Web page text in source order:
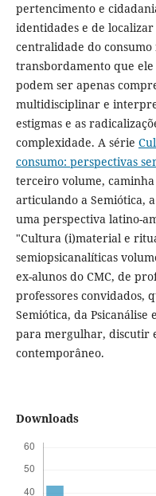
pertencimento e
identidades e de
centralidade do consumo
transbordamento que ele
podem ser apenas
multidisciplinar e
estigmas e as
complexidade. A série
consumo: perspectivas
terceiro volume, caminha
articulando a Semiótica,
uma perspectiva latino-
"Cultura (i)material e
semiopsicanalíticas
ex-alunos do CMC, de
professores convidados,
Semiótica, da
para mergulhar, discutir
contemporâneo.
Downloads